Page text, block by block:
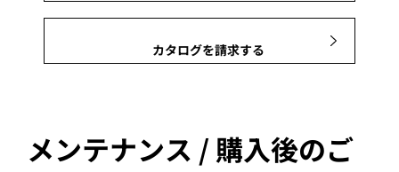
カタログを請求する
メンテナンス / 購入後のご